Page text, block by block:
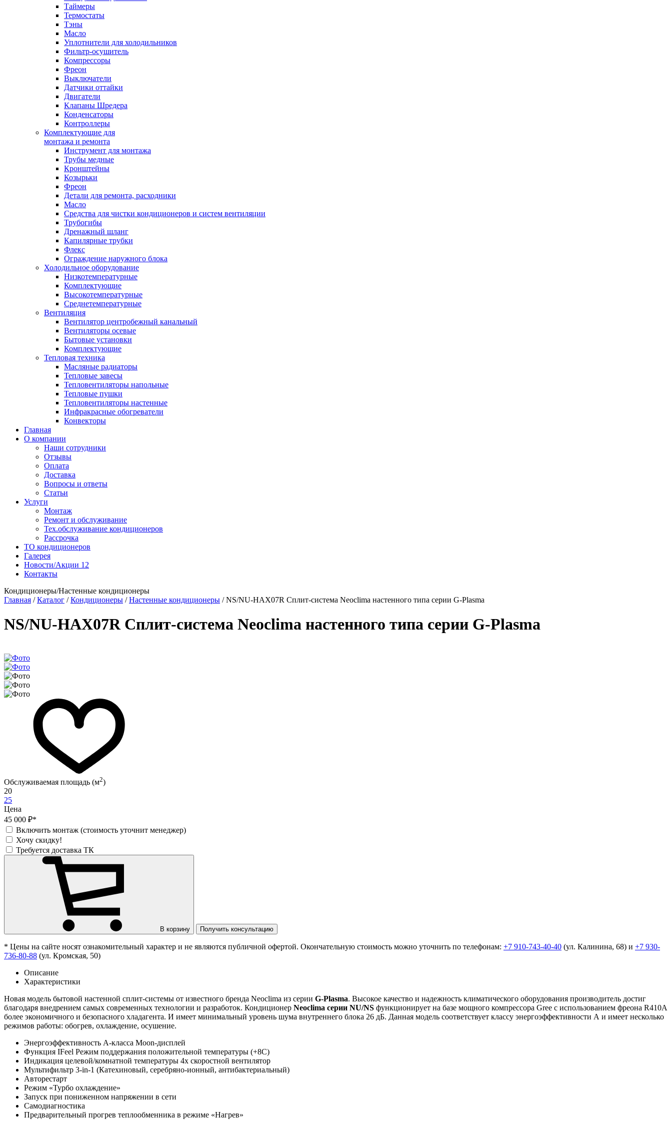
Таймеры
Термостаты
Тэны
Масло
Уплотнители для холодильников
Фильтр-осушитель
Компрессоры
Фреон
Выключатели
Датчики оттайки
Двигатели
Клапаны Шредера
Конденсаторы
Контроллеры
Комплектующие для
монтажа и ремонта
Инструмент для монтажа
Трубы медные
Кронштейны
Козырьки
Фреон
Детали для ремонта, расходники
Масло
Средства для чистки кондиционеров и систем вентиляции
Трубогибы
Дренажный шланг
Капилярные трубки
Флекс
Ограждение наружного блока
Холодильное оборудование
Низкотемпературные
Комплектующие
Высокотемпературные
Среднетемпературные
Вентиляция
Вентилятор центробежный канальный
Вентиляторы осевые
Бытовые установки
Комплектующие
Тепловая техника
Масляные радиаторы
Тепловые завесы
Тепловентиляторы напольные
Тепловые пушки
Тепловентиляторы настенные
Инфракрасные обогреватели
Конвекторы
Главная
О компании
Наши сотрудники
Отзывы
Оплата
Доставка
Вопросы и ответы
Статьи
Услуги
Монтаж
Ремонт и обслуживание
Тех.обслуживание кондиционеров
Рассрочка
ТО кондиционеров
Галерея
Новости/Акции 12
Контакты
Кондиционеры/Настенные кондиционеры
Главная /Каталог /Кондиционеры /Настенные кондиционеры /NS/NU-HAX07R Сплит-система Neoclima настенного типа серии G-Plasma
NS/NU-HAX07R Сплит-система Neoclima настенного типа серии G-Plasma
Обслуживаемая площадь (м2)
20
25
Цена
45 000 ₽*
Включить монтаж (стоимость уточнит менеджер)
Хочу скидку!
Требуется доставка ТК
В корзину Получить консультацию
* Цены на сайте носят ознакомительный характер и не являются публичной офертой. Окончательную стоимость можно уточнить по телефонам: +7 910-743-40-40 (ул. Калинина, 68) и +7 930-
736-80-88 (ул. Кромская, 50)
Описание
Характеристики
Новая модель бытовой настенной сплит-системы от известного бренда Neoclima из серии G-Plasma. Высокое качество и надежность климатического оборудования производитель достиг
благодаря внедрением самых современных технологии и разработок. Кондиционер Neoclima серии NU/NS функционирует на базе мощного компрессора Gree c использованием фреона R410A
более экономичного и безопасного хладагента. И имеет минимальный уровень шума внутреннего блока 26 дБ. Данная модель соответствует классу энергоэффективности А и имеет несколько
режимов работы: обогрев, охлаждение, осушение.
Энергоэффективность А-класса Moon-дисплей
Функция IFeel Режим поддержания положительной температуры (+8С)
Индикация целевой/комнатной температуры 4х скоростной вентилятор
Мультифильтр 3-in-1 (Катехиновый, серебряно-ионный, антибактериальный)
Авторестарт
Режим «Турбо охлаждение»
Запуск при пониженном напряжении в сети
Самодиагностика
Предварительный прогрев теплообменника в режиме «Нагрев»